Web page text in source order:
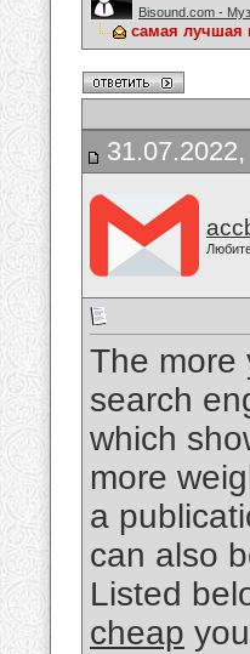
Bisound.com -
самая лучшая
The more
search
which
more
a
can also
Listed
cheap